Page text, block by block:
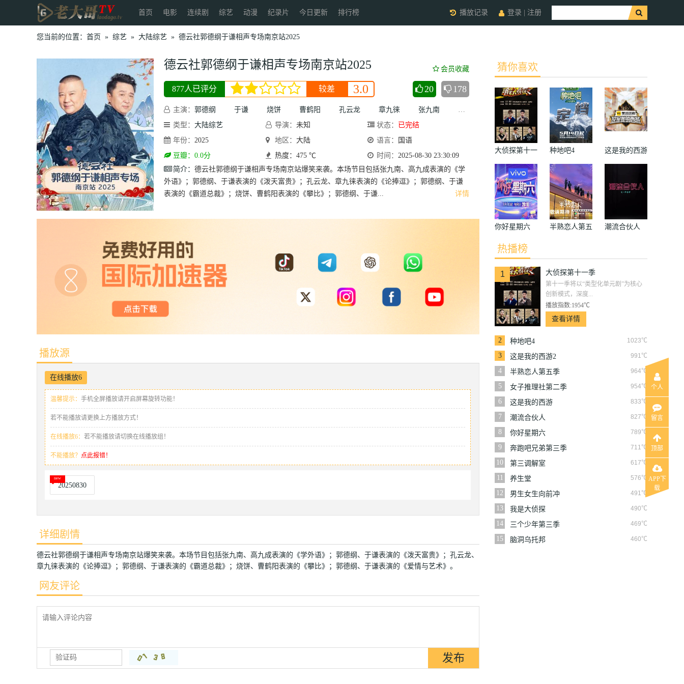
首页 电影 连续剧 综艺 动漫 纪录片 今日更新 排行榜 登录 注册
播放记录
您当前的位置： 首页 » 综艺 » 大陆综艺 » 德云社郭德纲于谦相声专场南京站2025
德云社郭德纲于谦相声专场南京站2025 会员收藏
877人已评分 较差 3.0 20 178
主演： 郭德纲 于谦 烧饼 曹鹤阳 孔云龙 章九徕 张九南
高九成
类型： 大陆综艺 导演： 未知 状态：
已完结
年份： 2025 地区： 大陆 语言：
国语
豆瓣：0.0分
热度：475 ℃ 时间： 2025-08-30 23:30:09
简介：
详情
德云社郭德纲于谦相声专场南京站爆笑来袭。本场节目包括张九南、高九成表演的《学
外语》；郭德纲、于谦表演的《泼天富贵》；孔云龙、章九徕表演的《论捧逗》；郭德纲、于谦
表演的《霸道总裁》；烧饼、曹鹤阳表演的《攀比》；郭德纲、于谦...
播放源
在线播放6
温馨提示： 手机全屏播放请开启屏幕旋转功能！
若不能播放请更换上方播放方式！
在线播放6： 若不能播放请切换在线播放组！
不能播放？ 点此报错！
20250830
详细剧情
德云社郭德纲于谦相声专场南京站爆笑来袭。本场节目包括张九南、高九成表演的《学外语》；郭德纲、于谦表演的《泼天富贵》；孔云龙、
章九徕表演的《论捧逗》；郭德纲、于谦表演的《霸道总裁》；烧饼、曹鹤阳表演的《攀比》；郭德纲、于谦表演的《爱情与艺术》。
网友评论
猜你喜欢
大侦探第十一
季
种地吧4 这是我的西游
你好星期六
半熟恋人第五
潮流合伙人
热播榜
1 大侦探第十一季
第十一季将以“类型化单元剧”为核心
创新模式，深度...
播放指数:1954℃
查看详情
2 1023℃
种地吧4
3
991℃
这是我的西游2
4
964℃
半熟恋人第五季
5
954℃
女子推理社第二季
6
833℃
这是我的西游
7
827℃
潮流合伙人
8
789℃
你好星期六
9
711℃
奔跑吧兄弟第三季
10
617℃
第三调解室
11
576℃
养生堂
12
491℃
男生女生向前冲
13
490℃
我是大侦探
14
469℃
三个少年第三季
15
460℃
脑洞乌托邦
个人
留言
顶部
APP下
载